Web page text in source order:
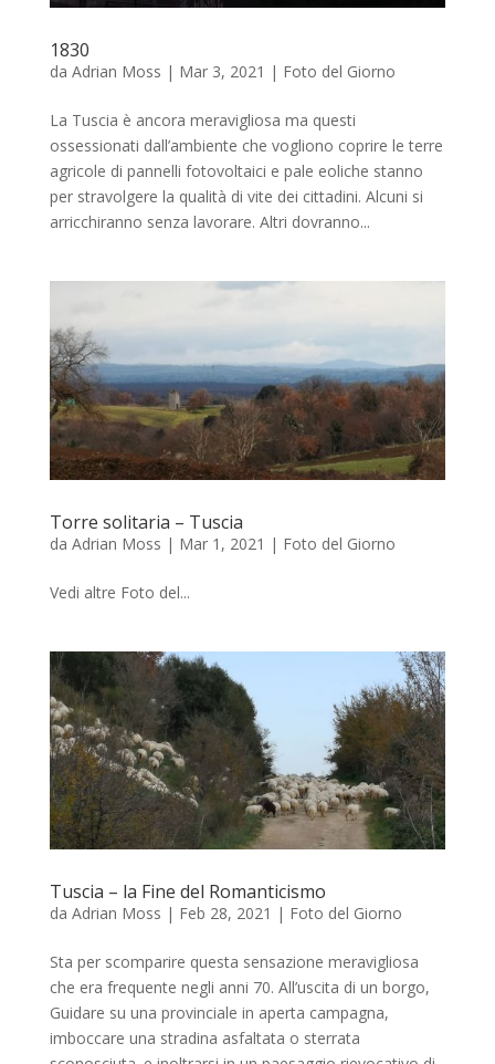
1830
da Adrian Moss | Mar 3, 2021 | Foto del Giorno
La Tuscia è ancora meravigliosa ma questi
ossessionati dall’ambiente che vogliono coprire le terre
agricole di pannelli fotovoltaici e pale eoliche stanno
per stravolgere la qualità di vite dei cittadini. Alcuni si
arricchiranno senza lavorare. Altri dovranno...
Torre solitaria – Tuscia
da Adrian Moss | Mar 1, 2021 | Foto del Giorno
Vedi altre Foto del...
Tuscia – la Fine del Romanticismo
da Adrian Moss | Feb 28, 2021 | Foto del Giorno
Sta per scomparire questa sensazione meravigliosa
che era frequente negli anni 70. All’uscita di un borgo,
Guidare su una provinciale in aperta campagna,
imboccare una stradina asfaltata o sterrata